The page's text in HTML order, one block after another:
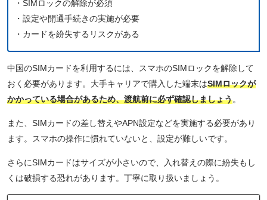
・SIMロックの解除が必須
・設定や開通手続きの実施が必要
・カードを紛失するリスクがある
中国のSIMカードを利用するには、スマホのSIMロックを解除して
おく必要があります。大手キャリアで購入した端末はSIMロックが
かかっている場合があるため、渡航前に必ず確認しましょう。
また、SIMカードの差し替えやAPN設定などを実施する必要があり
ます。スマホの操作に慣れていないと、設定が難しいです。
さらにSIMカードはサイズが小さいので、入れ替えの際に紛失もし
くは破損する恐れがあります。丁寧に取り扱いましょう。